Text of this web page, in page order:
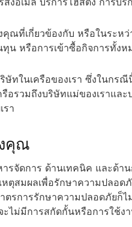
ณที่เกี่ยวข้องกับ หรือในระหว่
น หรือการเข้าซื้อกิจการทั้งห
ทในเครือของเรา ซึ่งในกร
อรวมถึงบริษัทแม่ของเราแ
รา
คุณ
รจัดการ ด้านเทคนิค และด้
ตุสมผลเพื่อรักษาความปลอ
ตรการรักษาความปลอดภัย
ไม่มีการสกัดกั้นหรือการใช้ง